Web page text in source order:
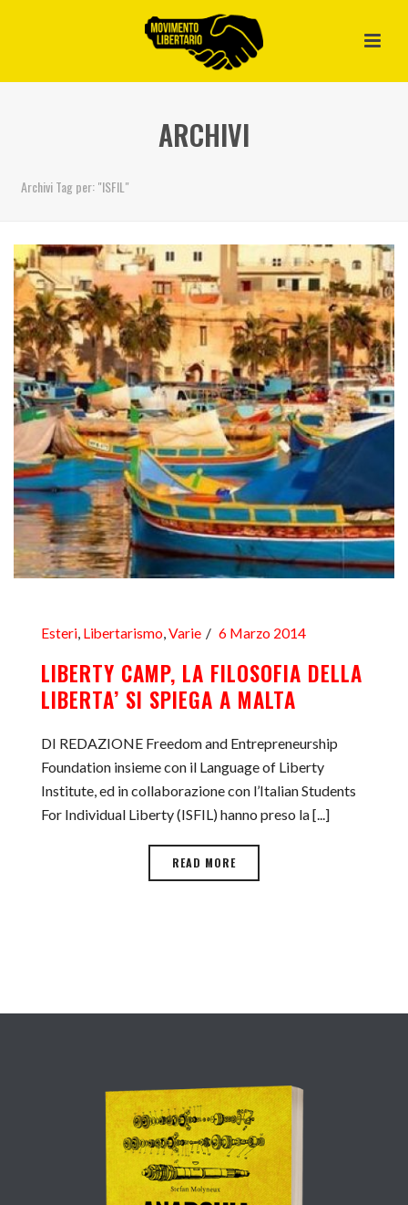
ARCHIVI
Archivi Tag per: "ISFIL"
Esteri, Libertarismo,Varie 6 Marzo 2014
LIBERTY CAMP, LA FILOSOFIA DELLA
LIBERTA’ SI SPIEGA A MALTA
DI REDAZIONE Freedom and Entrepreneurship
Foundation insieme con il Language of Liberty
Institute, ed in collaborazione con l’Italian Students
For Individual Liberty (ISFIL) hanno preso la [...]
READ MORE